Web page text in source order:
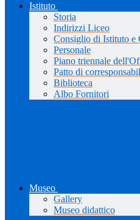
Istituto
Storia
Indirizzi Liceo
Consiglio di Istituto e
Personale
Piano triennale
Patto di
Biblioteca
Albo Fornitori
Museo
Gallery
Museo didattico